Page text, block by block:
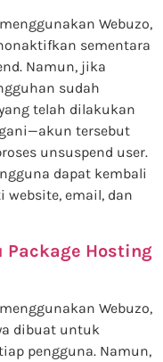
Webuzo,
sementara
Namun, jika
sudah
telah dilakukan
tersebut
unsuspend user.
dapat kembali
website, email, dan
Package Hosting
Webuzo,
dibuat untuk
pengguna. Namun,